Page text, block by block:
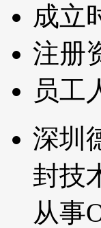
成立
注册
员工
深圳
封技
从事